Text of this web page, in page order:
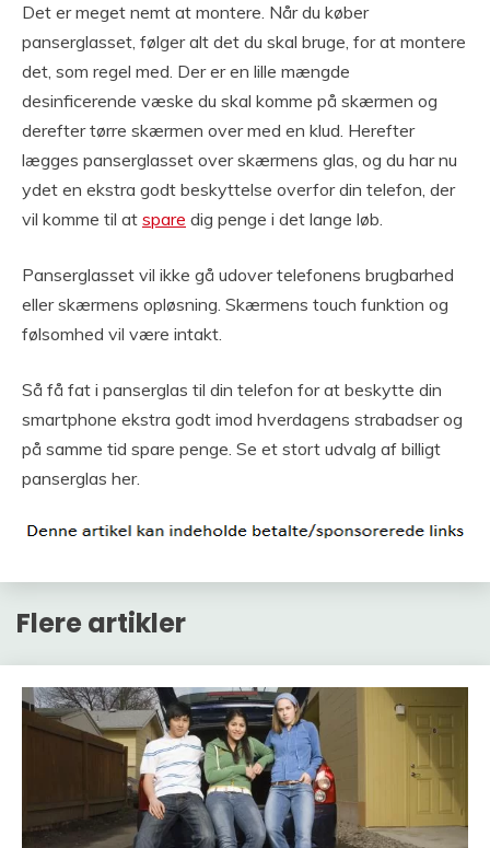
Det er meget nemt at montere. Når du køber
panserglasset, følger alt det du skal bruge, for at montere
det, som regel med. Der er en lille mængde
desinficerende væske du skal komme på skærmen og
derefter tørre skærmen over med en klud. Herefter
lægges panserglasset over skærmens glas, og du har nu
ydet en ekstra godt beskyttelse overfor din telefon, der
vil komme til at spare dig penge i det lange løb.
Panserglasset vil ikke gå udover telefonens brugbarhed
eller skærmens opløsning. Skærmens touch funktion og
følsomhed vil være intakt.
Så få fat i panserglas til din telefon for at beskytte din
smartphone ekstra godt imod hverdagens strabadser og
på samme tid spare penge. Se et stort udvalg af billigt
panserglas her.
Flere artikler